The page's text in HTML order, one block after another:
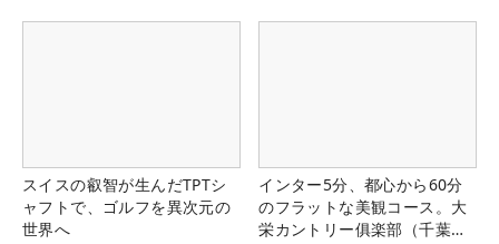
スイスの叡智が生んだTPTシ
ャフトで、ゴルフを異次元の
世界へ
インター5分、都心から60分
のフラットな美観コース。大
栄カントリー俱楽部（千葉